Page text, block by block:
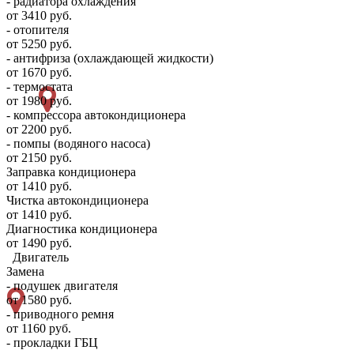
от 3410 руб.
- отопителя
от 5250 руб.
- антифриза (охлаждающей жидкости)
от 1670 руб.
- термостата
от 1980 руб.
- компрессора автокондиционера
от 2200 руб.
- помпы (водяного насоса)
от 2150 руб.
Заправка кондиционера
от 1410 руб.
Чистка автокондиционера
от 1410 руб.
Диагностика кондиционера
от 1490 руб.
Двигатель
Замена
- подушек двигателя
от 1580 руб.
- приводного ремня
от 1160 руб.
- прокладки ГБЦ